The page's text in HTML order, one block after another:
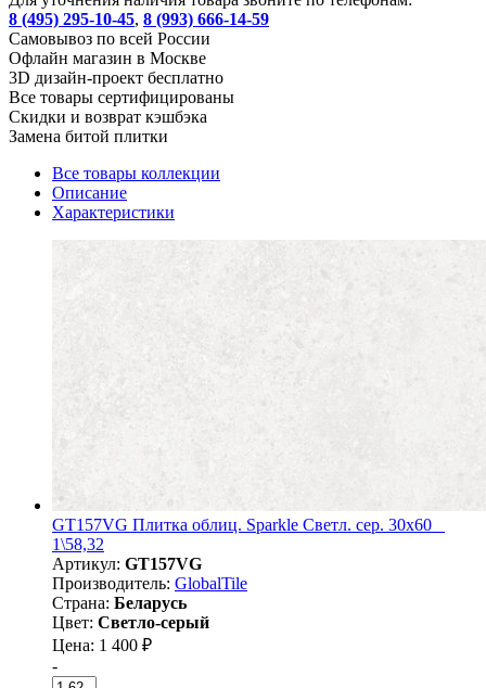
8 (495) 295-10-45, 8 (993) 666-14-59
Cамовывоз по всей России
Офлайн магазин в Москве
3D дизайн-проект бесплатно
Все товары сертифицированы
Скидки и возврат кэшбэка
Замена битой плитки
Все товары коллекции
Описание
Характеристики
GT157VG Плитка облиц. Sparkle Светл. сер. 30x60 _
1\58,32
Артикул: GT157VG
Производитель: GlobalTile
Страна: Беларусь
Цвет: Светло-серый
Цена: 1 400 ₽
-